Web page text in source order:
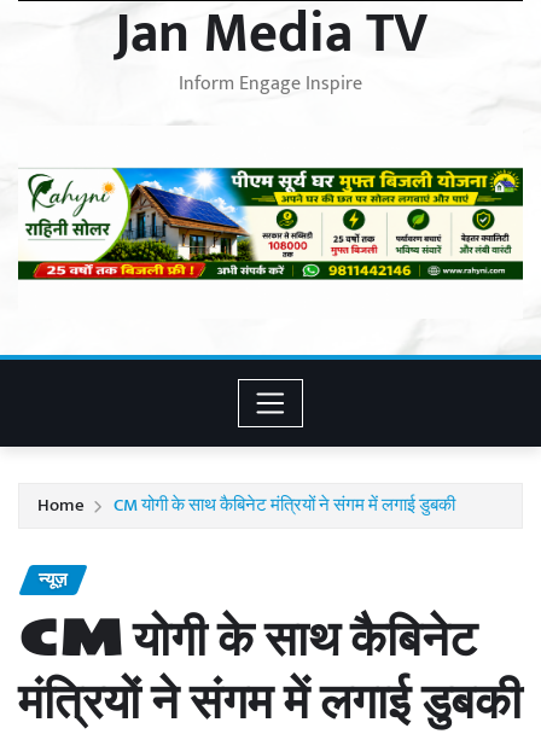
Jan Media TV
Inform Engage Inspire
Home CM योगी के साथ कैबिनेट मंत्रियों ने संगम में लगाई डुबकी
न्यूज़
CM योगी के साथ कैबिनेट
मंत्रियों ने संगम में लगाई डुबकी